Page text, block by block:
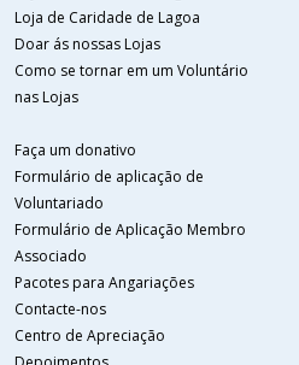
Loja de Caridade de Lagoa
Doar ás nossas Lojas
Como se tornar em um Voluntário
nas Lojas
Faça um donativo
Formulário de aplicação de
Voluntariado
Formulário de Aplicação Membro
Associado
Pacotes para Angariações
Contacte-nos
Centro de Apreciação